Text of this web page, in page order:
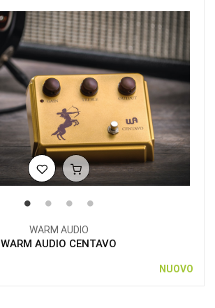
WARM AUDIO
WARM AUDIO CENTAVO
NUOVO